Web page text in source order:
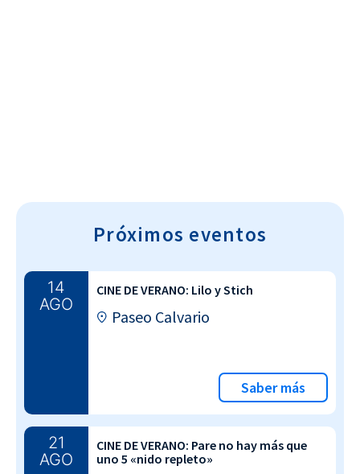
Próximos eventos
14
AGO
CINE DE VERANO: Lilo y Stich
Paseo Calvario
Saber más
21
AGO
CINE DE VERANO: Pare no hay más que
uno 5 «nido repleto»